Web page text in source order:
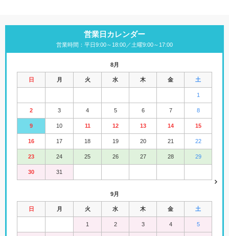
営業日カレンダー
営業時間：平日9:00～18:00／土曜9:00～17:00
8月
日 月 火 水 木 金 土
1
2 3 4 5 6 7 8
9 10 11 12 13 14 15
16 17 18 19 20 21 22
23 24 25 26 27 28 29
30 31
9月
日 月 火 水 木 金 土
1 2 3 4 5